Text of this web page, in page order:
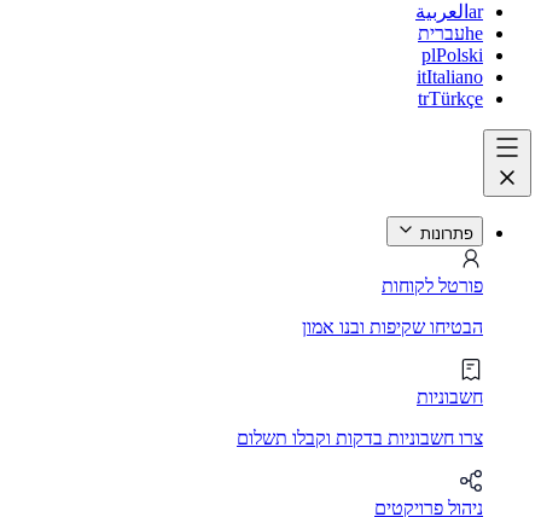
ar العربية
heעברית
plPolski
itItaliano
trTürkçe
פתרונות
פורטל לקוחות
הבטיחו שקיפות ובנו אמון
חשבוניות
צרו חשבוניות בדקות וקבלו תשלום
ניהול פרויקטים